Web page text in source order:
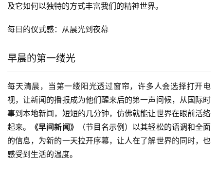
及它如何以独特的方式丰富我们的精神世界。
每日的仪式感：从晨光到夜幕
早晨的第一缕光
每天清晨，当第一缕阳光透过窗帘，许多人会选择打开电
视，让新闻的播报成为他们醒来后的第一声问候，从国际时
事到本地新闻，短短的几分钟，仿佛就能让世界在眼前活络
起来。
《早间新闻》
（节目名示例）以其轻松的语调和全面
的信息，为新的一天拉开序幕，让人在了解世界的同时，也
感受到生活的温度。